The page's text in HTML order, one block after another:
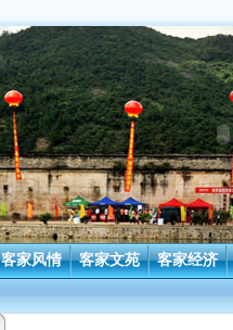
客家风情 客家文苑 客家经济